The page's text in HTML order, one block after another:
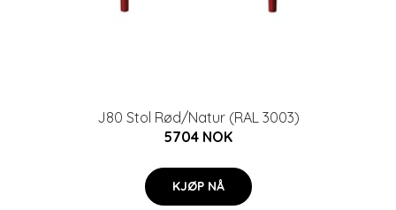
J80 Stol Rød/Natur (RAL 3003)
5704 NOK
KJØP NÅ